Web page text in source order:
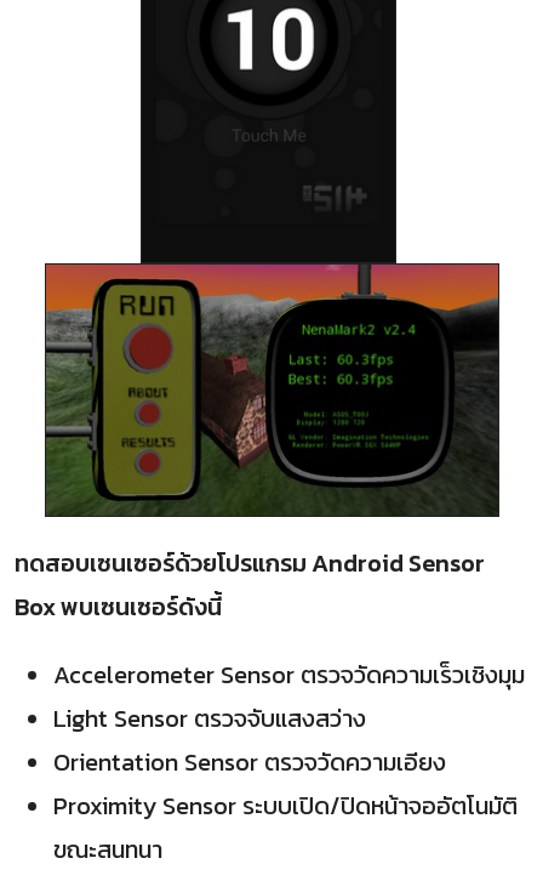
ทดสอบเซนเซอร์ด้วยโปรแกรม Android Sensor
Box พบเซนเซอร์ดังนี้
Accelerometer Sensor ตรวจวัดความเร็วเชิงมุม
Light Sensor ตรวจจับแสงสว่าง
Orientation Sensor ตรวจวัดความเอียง
Proximity Sensor ระบบเปิด/ปิดหน้าจออัตโนมัติ
ขณะสนทนา